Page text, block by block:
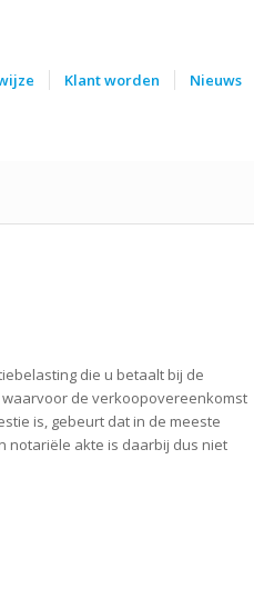
Klant worden Nieuws
die u betaalt bij de
de verkoopovereenkomst
is, gebeurt dat in de meeste
notariële akte is daarbij dus niet